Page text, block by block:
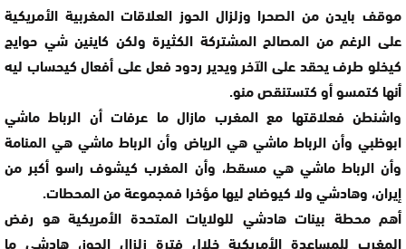
موقف بايدن من الصحرا وزلزال الحوز العلاقات المغربية الأمريكية
على الرغم من المصالح المشتركة الكثيرة ولكن كاينين شي حوايج
كيخلو طرف يحقد على الآخر ويدير ردود فعل على أفعال كيحساب ليه
أنها كتمسو أو كتستنقص منو.
واشنطن فعلاقتها مع المغرب مازال ما عرفات أن الرباط ماشي
ابوظبي وأن الرباط ماشي هي الرياض وأن الرباط ماشي هي المنامة
وأن الرباط ماشي هي مسقط، وأن المغرب كيشوف راسو أكبر من
إيران، وهادشي ولا كيوضاح ليها مؤخرا فمجموعة من المحطات.
أهم محطة بينات هادشي للولايات المتحدة الأمريكية هو رفض
المغرب للمساعدة الأمريكية خلال فترة زلزال الحوز، هادشي ما